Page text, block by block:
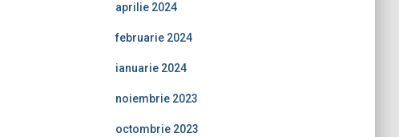
aprilie 2024
februarie 2024
ianuarie 2024
noiembrie 2023
octombrie 2023